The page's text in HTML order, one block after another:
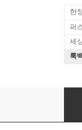
한
퍼
세
룩백